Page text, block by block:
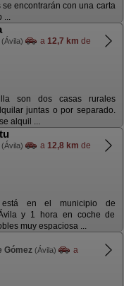
encontrarán con una carta
...
(Ávila) a 12,7 km de
son dos casas rurales
juntas o por separado.
alquil ...
(Ávila) a 12,8 km de
en el municipio de
y 1 hora en coche de
muy espaciosa ...
Gómez (Ávila)
a